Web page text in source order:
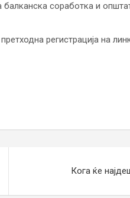
соработка и
регистрација на
Кога ќе